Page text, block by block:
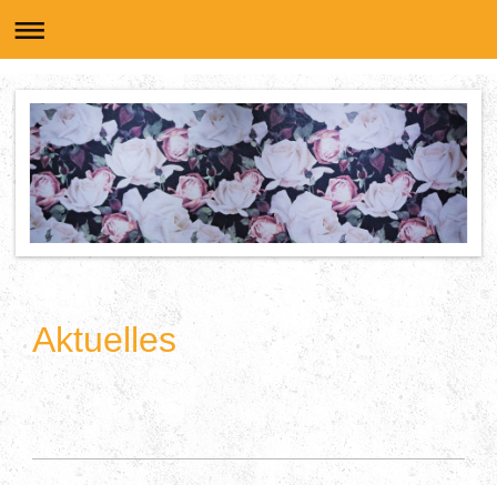
Aktuelles